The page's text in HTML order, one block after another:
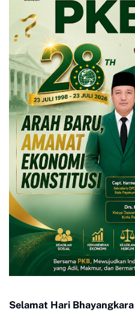
Selamat Hari